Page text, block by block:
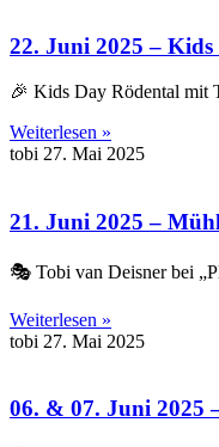
22. Juni 2025 –
🎉 Kids Day Rödental mit
Weiterlesen »
tobi 27. Mai 2025
21. Juni 2025 –
🎭 Tobi van Deisner bei
Weiterlesen »
tobi 27. Mai 2025
06. & 07. Juni 2025